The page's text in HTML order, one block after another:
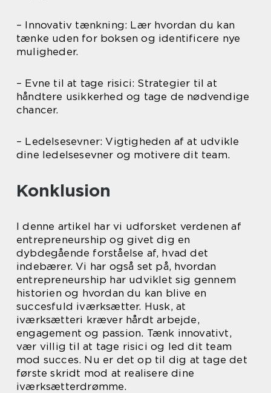
– Innovativ tænkning: Lær hvordan du kan
tænke uden for boksen og identificere nye
muligheder.
– Evne til at tage risici: Strategier til at
håndtere usikkerhed og tage de nødvendige
chancer.
– Ledelsesevner: Vigtigheden af at udvikle
dine ledelsesevner og motivere dit team.
Konklusion
I denne artikel har vi udforsket verdenen af
entrepreneurship og givet dig en
dybdegående forståelse af, hvad det
indebærer. Vi har også set på, hvordan
entrepreneurship har udviklet sig gennem
historien og hvordan du kan blive en
succesfuld iværksætter. Husk, at
iværksætteri kræver hårdt arbejde,
engagement og passion. Tænk innovativt,
vær villig til at tage risici og led dit team
mod succes. Nu er det op til dig at tage det
første skridt mod at realisere dine
iværksætterdrømme.